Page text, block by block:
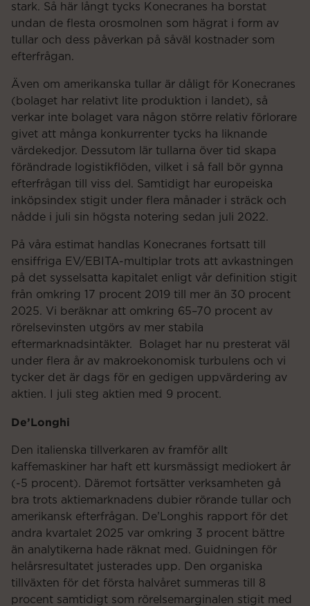
stark. Så här långt tycks Konecranes ha borstat
undan de flesta orosmolnen som hägrat i form av
tullar och dess påverkan på såväl kostnader som
efterfrågan.
Även om amerikanska tullar är dåligt för Konecranes
(bolaget har relativt lite produktion i landet), så
verkar inte bolaget vara någon större relativ förlorare
givet att många konkurrenter tycks ha liknande
värdekedjor. Dessutom lär tullarna över tid skapa
förändrade logistikflöden, vilket i så fall bör gynna
efterfrågan till viss del. Samtidigt har europeiska
inköpsindex stigit under flera månader i sträck och
nådde i juli sin högsta notering sedan juli 2022.
På våra estimat handlas Konecranes fortsatt till
ensiffriga EV/EBITA-multiplar trots att avkastningen
på det sysselsatta kapitalet enligt vår definition stigit
från omkring 17 procent 2019 till mer än 30 procent
2025. Vi beräknar att omkring 65–70 procent av
rörelsevinsten utgörs av mer stabila
eftermarknadsintäkter. Bolaget har nu presterat väl
under flera år av makroekonomisk turbulens och vi
tycker det är dags för en gedigen uppvärdering av
aktien. I juli steg aktien med 9 procent.
De’Longhi
Den italienska tillverkaren av framför allt
kaffemaskiner har haft ett kursmässigt mediokert år
(-5 procent). Däremot fortsätter verksamheten gå
bra trots aktiemarknadens dubier rörande tullar och
amerikansk efterfrågan. De’Longhis rapport för det
andra kvartalet 2025 var omkring 3 procent bättre
än analytikerna hade räknat med. Guidningen för
helårsresultatet justerades upp. Den organiska
tillväxten för det första halvåret summeras till 8
procent samtidigt som rörelsemarginalen stigit med